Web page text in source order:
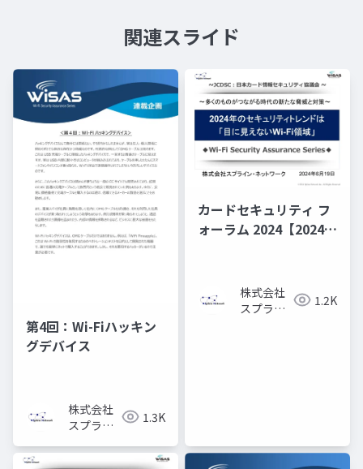
関連スライド
第4回：Wi-Fiハッキン
グデバイス
株式会社
スプライ
トワーク
1.3K
カードセキュリティ フ
ォーラム 2024【2024年
Wi-Fi領域」】
株式会社
スプライ
1.2K